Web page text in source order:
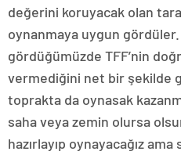
değerini koruyacak olan
oynanmaya uygun
gördüğümüzde TFF’nin
vermediğini net bir şekilde
toprakta da oynasak
saha veya zemin olursa
hazırlayıp oynayacağız